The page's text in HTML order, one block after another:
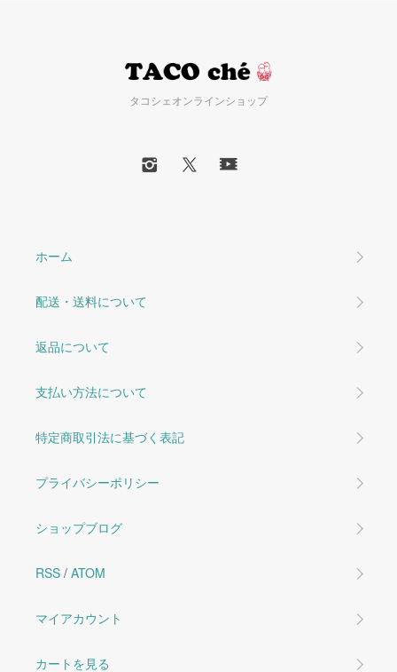
タコシェオンラインショップ
ホーム
配送・送料について
返品について
支払い方法について
特定商取引法に基づく表記
プライバシーポリシー
ショップブログ
RSS / ATOM
マイアカウント
カートを見る